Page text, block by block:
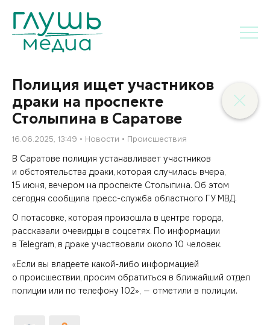
Полиция ищет участников
драки на проспекте
Столыпина в Саратове
16.06.2025, 13:49 Новости Происшествия
В Саратове полиция устанавливает участников
и обстоятельства драки, которая случилась вчера,
15 июня, вечером на проспекте Столыпина. Об этом
сегодня сообщила пресс-служба областного ГУ МВД.
О потасовке, которая произошла в центре города,
рассказали очевидцы в соцсетях. По информации
в Telegram, в драке участвовали около 10 человек.
«Если вы владеете какой-либо информацией
о происшествии, просим обратиться в ближайший отдел
полиции или по телефону 102», — отметили в полиции.